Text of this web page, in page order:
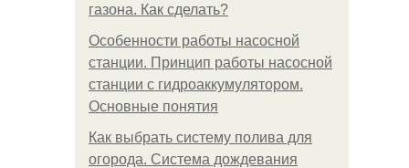
газона. Как сделать?
Особенности работы насосной
станции. Принцип работы насосной
станции с гидроаккумулятором.
Основные понятия
Как выбрать систему полива для
огорода. Система дождевания